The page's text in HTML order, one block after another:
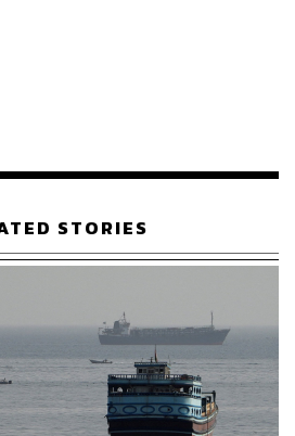
จากหน่วยงานรัฐอย่าง
ประกาศเตือนการเดินทาง (Travel
การต่างประเทศของประเทศตนเอง
เมินระดับความเสี่ยงและคำแนะนำ
สามารถติดตามข้อมูลผ่านเว็บไซต์
ะเทศ ได้ที่
https://www.mfa.go.th
STORIES